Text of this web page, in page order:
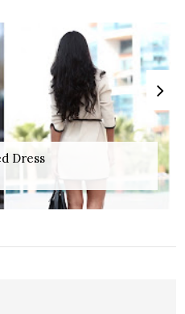
Dress